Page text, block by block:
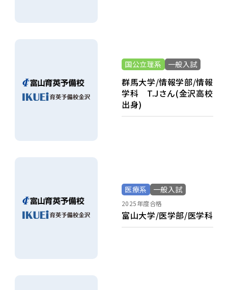
国公立理系 一般入試
群馬大学/情報学部/情報
学科 T.Jさん(金沢高校
出身)
医療系 一般入試
2025年度合格
富山大学/医学部/医学科